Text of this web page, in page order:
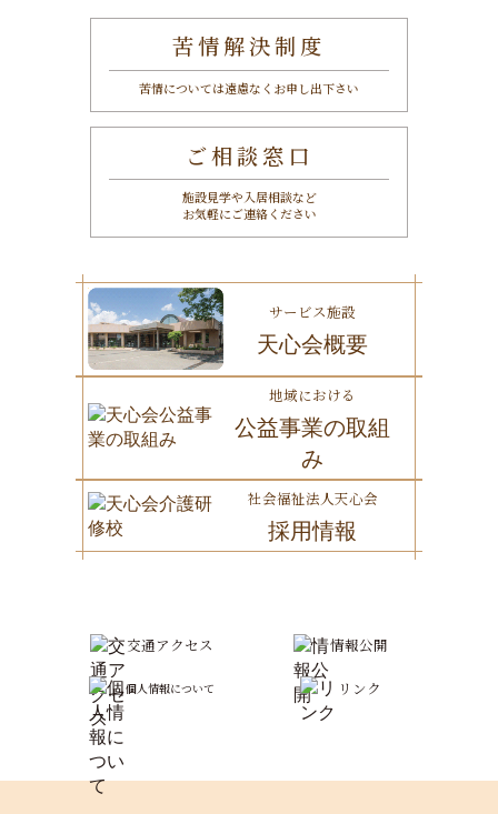
苦情解決制度
苦情については遠慮なくお申し出下さい
ご相談窓口
施設見学や入居相談など
お気軽にご連絡ください
サービス施設
天心会概要
地域における
公益事業の取組
み
社会福祉法人天心会
採用情報
交通アクセス 情報公開
個人情報について リンク